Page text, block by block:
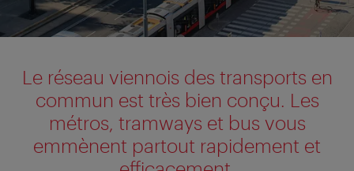
Le réseau viennois des transports en
commun est très bien conçu. Les
métros, tramways et bus vous
emmènent partout rapidement et